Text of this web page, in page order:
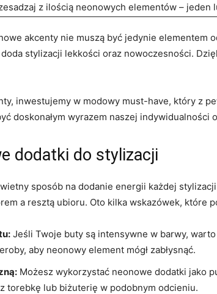
z ilością neonowych ⁣elementów – jeden
⁣akcenty nie muszą być ⁢jedynie elementem
stylizacji lekkości oraz nowoczesności.
⁢inwestujemy w modowy must-have, który ⁤z
doskonałym wyrazem naszej indywidualności
dodatki do stylizacji
‍sposób na dodanie ‍energii każdej
a resztą ubioru. Oto kilka​ wskazówek, które
Jeśli Twoje buty są intensywne ‌w barwy,
aby neonowy element ​mógł zabłysnąć.
Możesz wykorzystać neonowe​ dodatki jako
torebkę lub biżuterię w ⁢podobnym odcieniu.